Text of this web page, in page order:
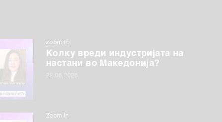
Zoom In
Колку вреди индустријата на
настани во Македонија?
Zoom In